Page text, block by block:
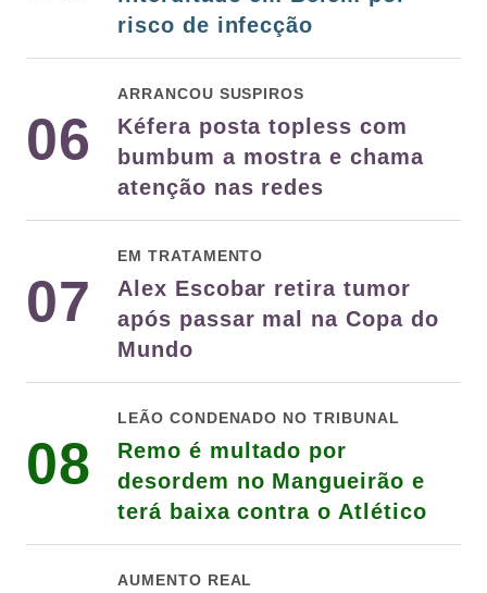
risco de infecção
06
ARRANCOU SUSPIROS
Kéfera posta topless com
bumbum a mostra e chama
atenção nas redes
07
EM TRATAMENTO
Alex Escobar retira tumor
após passar mal na Copa do
Mundo
08
LEÃO CONDENADO NO TRIBUNAL
Remo é multado por
desordem no Mangueirão e
terá baixa contra o Atlético
AUMENTO REAL